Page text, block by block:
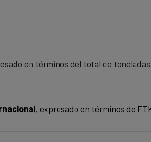
en términos del total de
, expresado en términos de